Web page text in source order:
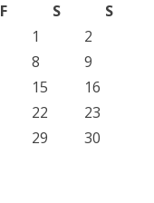
F S
S
1
2
8
9
15
16
22
23
29
30